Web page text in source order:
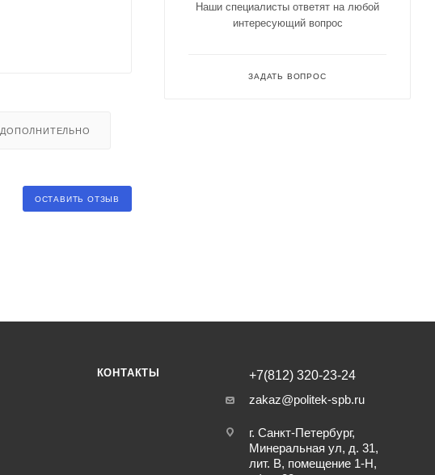
ДОПОЛНИТЕЛЬНО
ОСТАВИТЬ ОТЗЫВ
Наши специалисты ответят на любой
интересующий вопрос
ЗАДАТЬ ВОПРОС
КОНТАКТЫ
+7(812) 320-23-24
zakaz@politek-spb.ru
г. Санкт-Петербург,
Минеральная ул, д. 31,
лит. В, помещение 1-Н,